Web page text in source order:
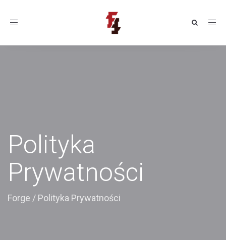
Toggle
Polityka
Prywatności
Forge / Polityka Prywatności